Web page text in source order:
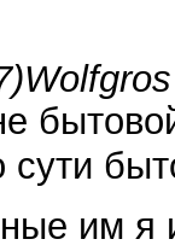
сути
им